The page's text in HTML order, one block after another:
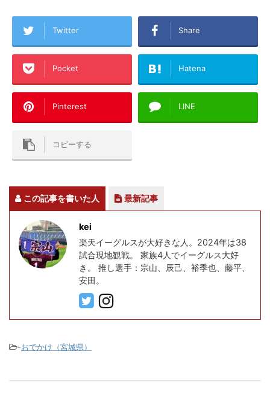
Twitter Share
Pocket Hatena
Pinterest LINE
コピーする
この記事を書いた人 最新記事
kei
楽天イーグルスが大好きな人。2024年は38
試合現地観戦。 家族4人でイーグルス大好
き。 推し選手：宗山、辰己、裕季也、藤平、
安田。
-おでかけ（宮城県）